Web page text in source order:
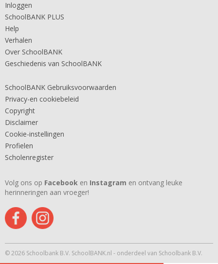
Inloggen
SchoolBANK PLUS
Help
Verhalen
Over SchoolBANK
Geschiedenis van SchoolBANK
SchoolBANK Gebruiksvoorwaarden
Privacy-en cookiebeleid
Copyright
Disclaimer
Cookie-instellingen
Profielen
Scholenregister
Volg ons op Facebook en Instagram en ontvang leuke
herinneringen aan vroeger!
© 2026 Schoolbank B.V. SchoolBANK.nl - onderdeel van Schoolbank B.V.